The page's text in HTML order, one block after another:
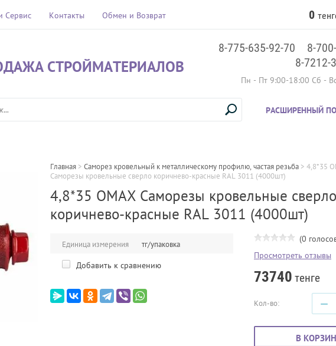
Сервис Контакты Обмен и Возврат 0
СТРОЙМАТЕРИАЛОВ
8-775-635-92-70
8-
8-7212-
Пн - Пт 9:00-18:00 Сб -
РАСШИРЕННЫЙ
Главная > Саморез кровельный к металлическому профилю, частая резьба > 4,8*35
Саморезы кровельные сверло коричнево-красные RAL 3011 (4000шт)
4,8*35 OMAX Саморезы кровельные сверло
коричнево-красные RAL 3011 (4000шт)
Единица измерения тг/упаковка
Добавить к сравнению
(0
Просмотреть отзывы
73740 тенге
Кол-во: −
В